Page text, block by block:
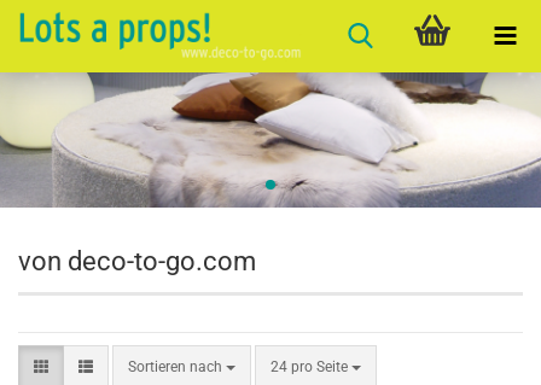
von deco-to-go.com
Sortieren nach
Sortieren nach 24 pro Seite
pro Seite